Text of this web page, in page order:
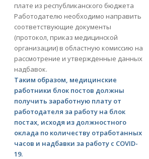
плате из республиканского бюджета
Работодателю необходимо направить
соответствующие документы
(протокол, приказ медицинской
организации) в областную комиссию на
рассмотрение и утвержденные данных
надбавок.
Таким образом, медицинские
работники блок постов должны
получить заработную плату от
работодателя за работу на блок
постах, исходя из должностного
оклада по количеству отработанных
часов и надбавки за работу с COVID-
19.